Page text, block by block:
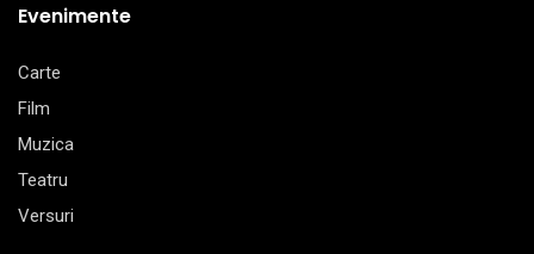
Evenimente
Carte
Film
Muzica
Teatru
Versuri